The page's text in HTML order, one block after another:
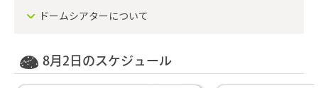
ドームシアターについて
8月2日のスケジュール